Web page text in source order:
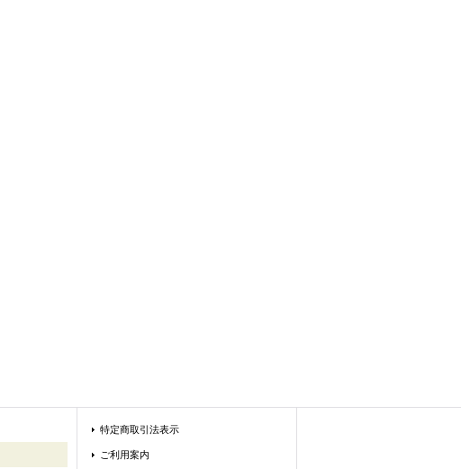
特定商取引法表示
ご利用案内